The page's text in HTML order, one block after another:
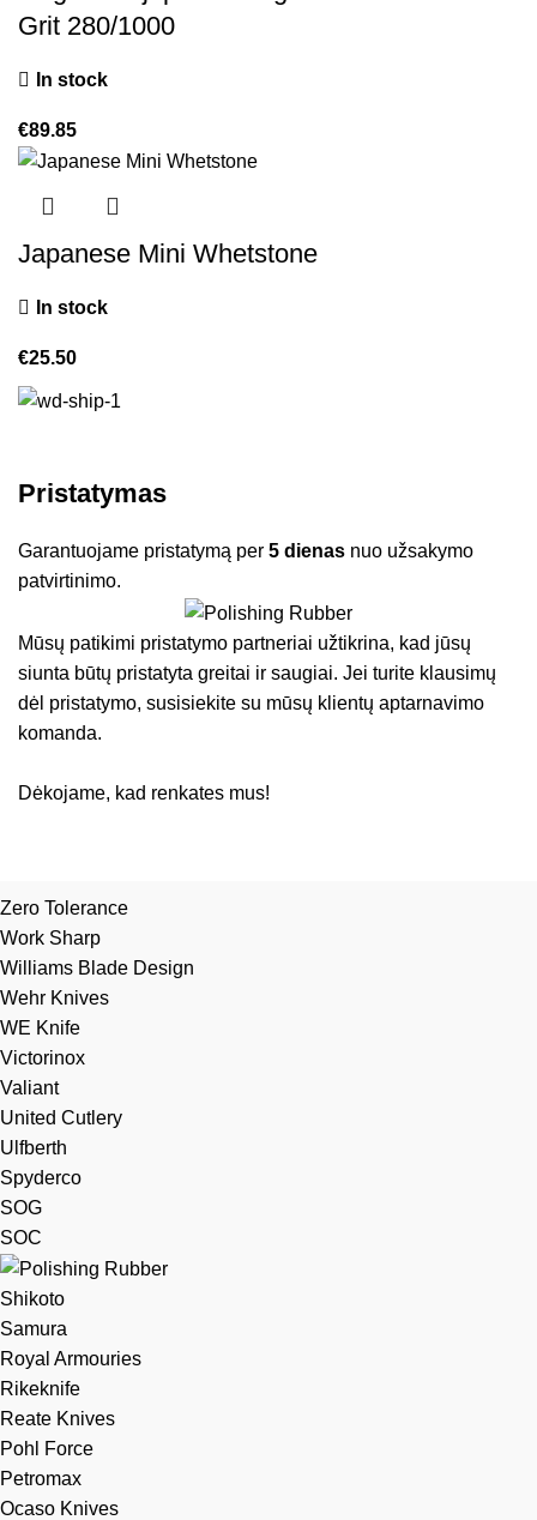
Grit 280/1000
In stock
€89.85
Japanese Mini Whetstone
In stock
€25.50
Pristatymas
Garantuojame pristatymą per5 dienas nuo užsakymo
patvirtinimo.
Mūsų patikimi pristatymo partneriai užtikrina, kad jūsų
siunta būtų pristatyta greitai ir saugiai. Jei turite klausimų
dėl pristatymo, susisiekite su mūsų klientų aptarnavimo
komanda.
Dėkojame, kad renkates mus!
Zero Tolerance
Work Sharp
Williams Blade Design
Wehr Knives
WE Knife
Victorinox
Valiant
United Cutlery
Ulfberth
Spyderco
SOG
SOC
Shikoto
Samura
Royal Armouries
Rikeknife
Reate Knives
Pohl Force
Petromax
Ocaso Knives